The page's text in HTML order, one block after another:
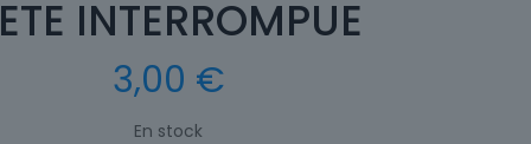
INTERROMPUE
3,00 €
En stock